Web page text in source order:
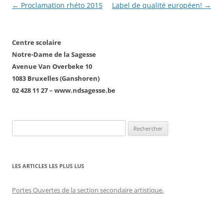
Navigation
← Proclamation rhéto 2015 Label de qualité européen! →
Centre scolaire
Notre-Dame de la Sagesse
Avenue Van Overbeke 10
1083 Bruxelles (Ganshoren)
02 428 11 27 – www.ndsagesse.be
LES ARTICLES LES PLUS LUS
Portes Ouvertes de la section secondaire artistique.